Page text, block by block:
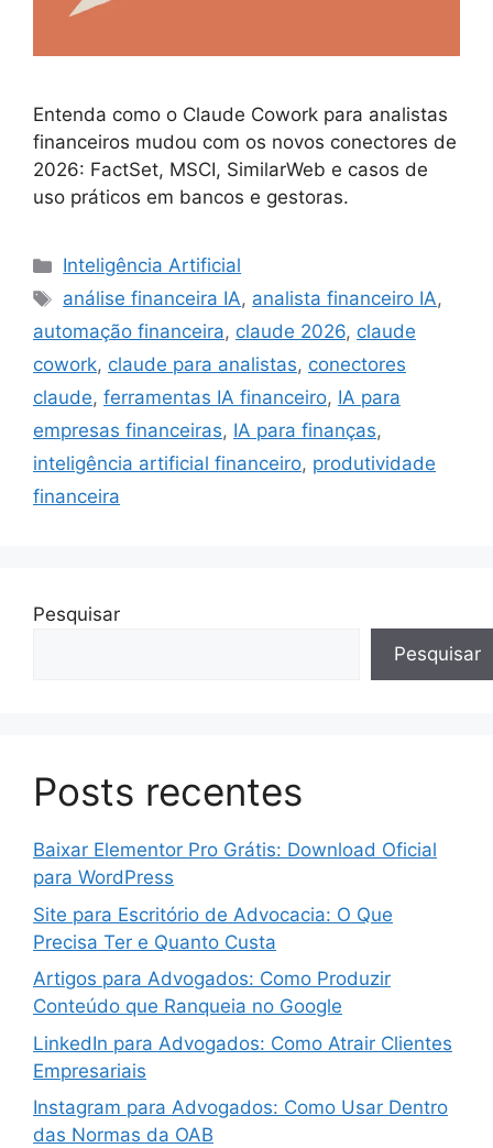
Entenda como o Claude Cowork para analistas
financeiros mudou com os novos conectores de
2026: FactSet, MSCI, SimilarWeb e casos de
uso práticos em bancos e gestoras.
Categorias
Inteligência Artificial
Tags
análise financeira IA, analista financeiro IA,
automação financeira, claude 2026, claude
cowork, claude para analistas, conectores
claude, ferramentas IA financeiro, IA para
empresas financeiras, IA para finanças,
inteligência artificial financeiro, produtividade
financeira
Pesquisar
Pesquisar
Posts recentes
Baixar Elementor Pro Grátis: Download Oficial
para WordPress
Site para Escritório de Advocacia: O Que
Precisa Ter e Quanto Custa
Artigos para Advogados: Como Produzir
Conteúdo que Ranqueia no Google
LinkedIn para Advogados: Como Atrair Clientes
Empresariais
Instagram para Advogados: Como Usar Dentro
das Normas da OAB